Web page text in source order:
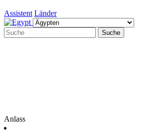
Assistent Länder
Suche
Anlass